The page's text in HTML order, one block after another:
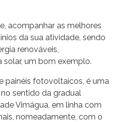
acompanhar as melhores
da sua atividade, sendo
renováveis,
solar, um bom exemplo.
painéis fotovoltaicos, é uma
sentido da gradual
Vimágua, em linha com
nomeadamente, com o